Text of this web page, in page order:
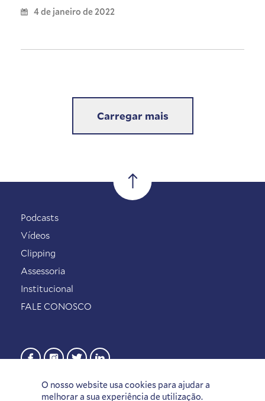
4 de janeiro de 2022
Carregar mais
O nosso website usa cookies para ajudar a
melhorar a sua experiência de utilização.
Podcasts
Vídeos
Clipping
Assessoria
Institucional
FALE CONOSCO